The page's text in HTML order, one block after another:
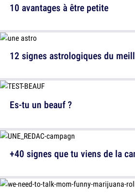
10 avantages à être petite
12 signes astrologiques du
Es-tu un beauf ?
+40 signes que tu viens de la